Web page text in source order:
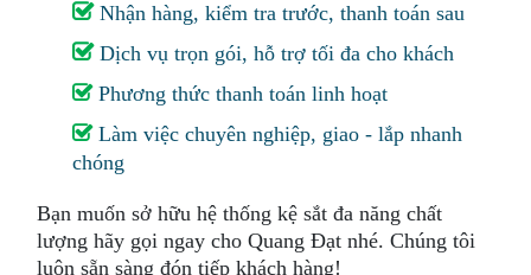
Nhận hàng, kiểm tra trước, thanh toán sau
Dịch vụ trọn gói, hỗ trợ tối đa cho khách
Phương thức thanh toán linh hoạt
Làm việc chuyên nghiệp, giao - lắp nhanh
chóng
Bạn muốn sở hữu hệ thống kệ sắt đa năng chất
lượng hãy gọi ngay cho Quang Đạt nhé. Chúng tôi
luôn sẵn sàng đón tiếp khách hàng!